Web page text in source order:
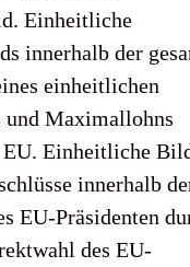
Einheitliche
innerhalb der
einheitlichen
und Maximallohns
Einheitliche
innerhalb
EU-Präsidenten
des EU-